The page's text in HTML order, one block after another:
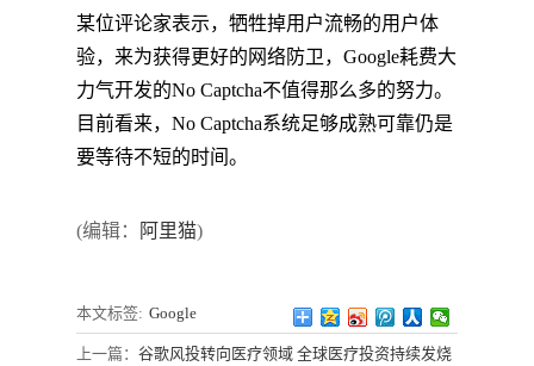
某位评论家表示，牺牲掉用户流畅的用户体
验，来为获得更好的网络防卫，Google耗费大
力气开发的No Captcha不值得那么多的努力。
目前看来，No Captcha系统足够成熟可靠仍是
要等待不短的时间。
(编辑： 阿里猫)
本文标签: Google
上一篇： 谷歌风投转向医疗领域 全球医疗投资持续发烧